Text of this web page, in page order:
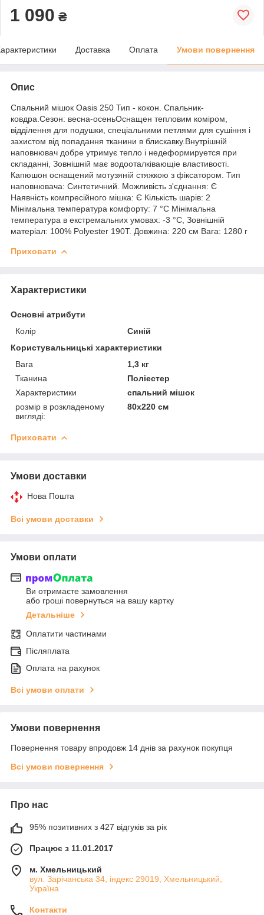
1 090 ₴
Доставка Оплата Умови повернення
Опис
Спальний мішок Oasis 250 Тип - кокон. Спальник-
ковдра.Сезон: весна-осеньОснащен тепловим коміром,
відділення для подушки, спеціальними петлями для сушіння і
захистом від попадання тканини в блискавку.Внутрішній
наповнювач добре утримує тепло і недеформируется при
складанні, Зовнішній має водооталківающіе властивості.
Капюшон оснащений мотузяній стяжкою з фіксатором. Тип
наповнювача: Синтетичний. Можливість з'єднання: Є
Наявність компресійного мішка: Є Кількість шарів: 2
Мінімальна температура комфорту: 7 °C Мінімальна
температура в екстремальних умовах: -3 °C, Зовнішній
матеріал: 100% Polyester 190T. Довжина: 220 см Вага: 1280 г
Приховати
Характеристики
Основні атрибути
Колір
Синій
Користувальницькі характеристики
Вага
1,3 кг
Тканина
Поліестер
Характеристики
спальний мішок
розмір в розкладеному
вигляді:
80х220 см
Приховати
Умови доставки
Нова Пошта
Всі умови доставки
Умови оплати
Ви отримаєте замовлення
або гроші повернуться на вашу картку
Детальніше
Оплатити частинами
Післяплата
Оплата на рахунок
Всі умови оплати
Умови повернення
Повернення товару впродовж 14 днів за рахунок покупця
Всі умови повернення
Про нас
95% позитивних з 427 відгуків за рік
Працює з 11.01.2017
м. Хмельницький
вул. Зарічанська 34, індекс 29019, Хмельницький,
Україна
Контакти